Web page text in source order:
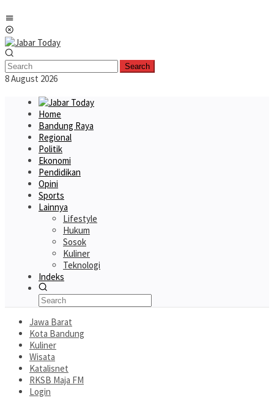
to
content
Search
8 August 2026
Home
Bandung Raya
Regional
Politik
Ekonomi
Pendidikan
Opini
Sports
Lainnya
Lifestyle
Hukum
Sosok
Kuliner
Teknologi
Indeks
Jawa Barat
Kota Bandung
Kuliner
Wisata
Katalisnet
RKSB Maja FM
Login